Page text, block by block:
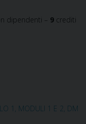
dipendenti – 9 crediti
1, MODULI 1 E 2, DM